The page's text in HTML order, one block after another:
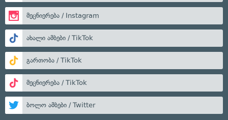
მეცნიერება / Instagram
ახალი ამბები / TikTok
გართობა / TikTok
მეცნიერება / TikTok
ბოლო ამბები / Twitter